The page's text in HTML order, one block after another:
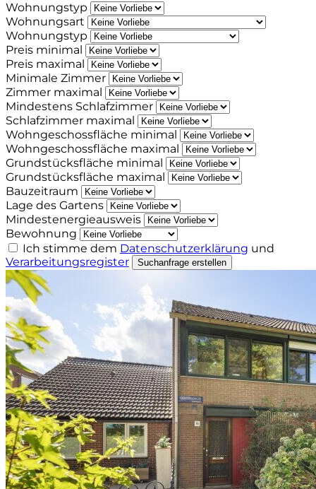
Wohnungstyp
Wohnungsart
Wohnungstyp
Preis minimal
Preis maximal
Minimale Zimmer
Zimmer maximal
Mindestens Schlafzimmer
Schlafzimmer maximal
Wohngeschossfläche minimal
Wohngeschossfläche maximal
Grundstücksfläche minimal
Grundstücksfläche maximal
Bauzeitraum
Lage des Gartens
Mindestenergieausweis
Bewohnung
Ich stimme dem Datenschutzerklärung und
Verarbeitungsregister
Suchanfrage erstellen